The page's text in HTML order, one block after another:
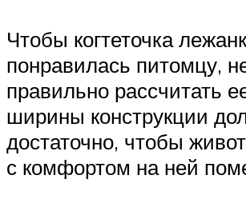
Чтобы когтеточка
понравилась питомцу,
правильно рассчитать
ширины конструкции
достаточно, чтобы
с комфортом на ней